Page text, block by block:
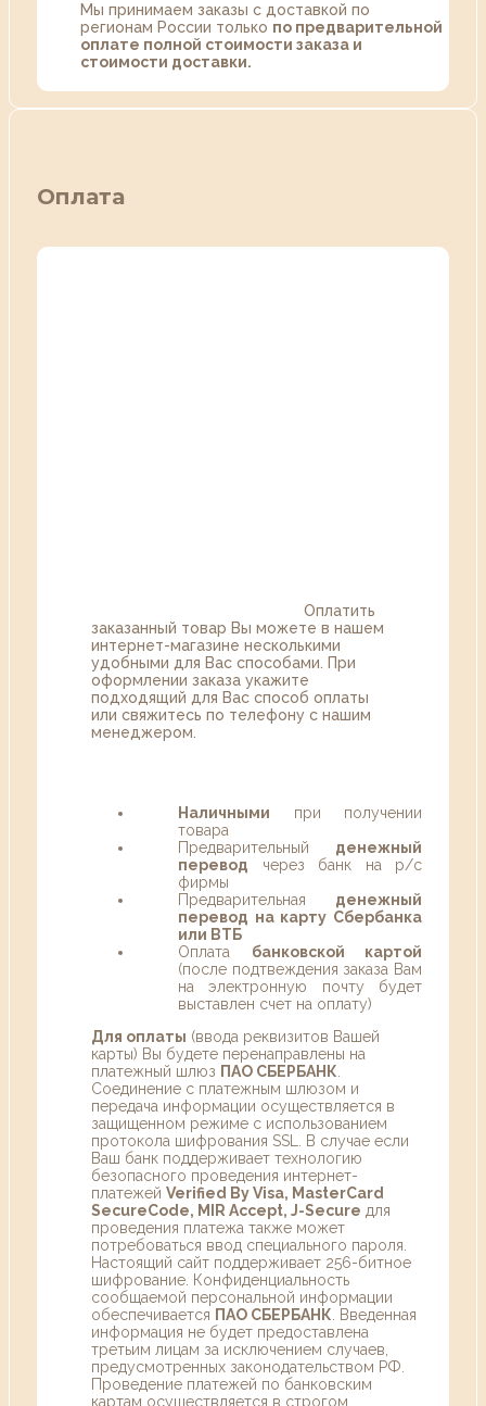
Мы принимаем заказы с доставкой по
регионам России только по предварительной
оплате полной стоимости заказа и
стоимости доставки.
Оплата
Оплатить
заказанный товар Вы можете в нашем
интернет-магазине несколькими
удобными для Вас способами. При
оформлении заказа укажите
подходящий для Вас способ оплаты
или свяжитесь по телефону с нашим
менеджером.
Наличными при получении
товара
Предварительный денежный
перевод через банк на р/с
фирмы
Предварительная денежный
перевод на карту Сбербанка
или ВТБ
Оплата банковской картой
(после подтвеждения заказа Вам
на электронную почту будет
выставлен счет на оплату)
Для оплаты (ввода реквизитов Вашей
карты) Вы будете перенаправлены на
платежный шлюз ПАО СБЕРБАНК
Соединение с платежным шлюзом и
передача информации осуществляется в
защищенном режиме с использованием
протокола шифрования SSL. В случае если
Ваш банк поддерживает технологию
безопасного проведения интернет-
платежей Verified By Visa, MasterCard
SecureCode, MIR Accept, J-Secure для
проведения платежа также может
потребоваться ввод специального пароля.
Настоящий сайт поддерживает 256-битное
шифрование. Конфиденциальность
сообщаемой персональной информации
обеспечивается ПАО СБЕРБАНК . Введенная
информация не будет предоставлена
третьим лицам за исключением случаев,
предусмотренных законодательством РФ.
Проведение платежей по банковским
картам осуществляется в строгом